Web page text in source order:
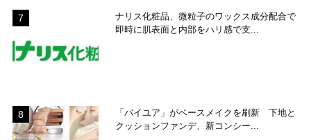
ナリス化粧品、微粒子のワックス成分配合で
即時に肌表面と内部をハリ感で支...
「バイユア」がベースメイクを刷新 下地と
クッションファンデ、新コンシー...